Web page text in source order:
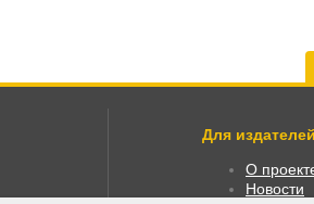
Для
О
Новости